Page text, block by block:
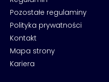
Pozostałe regulaminy
Polityka prywatności
Kontakt
Mapa strony
Kariera